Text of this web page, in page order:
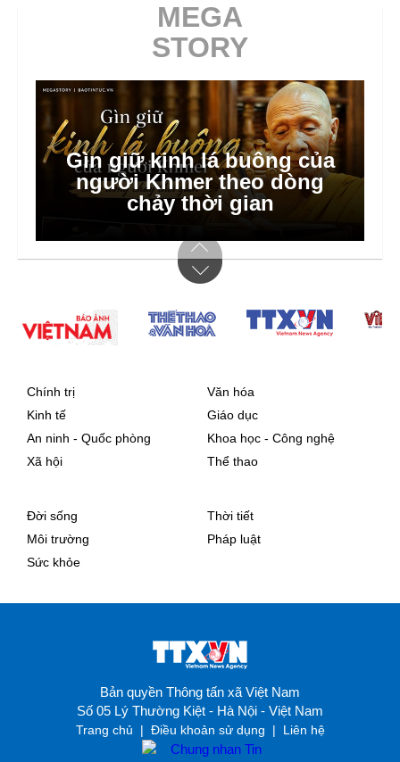
MEGA
STORY
Gìn giữ kinh lá buông của
người Khmer theo dòng
chảy thời gian
Chính trị
Kinh tế
An ninh - Quốc phòng
Xã hội
Văn hóa
Giáo dục
Khoa học - Công nghệ
Thể thao
Đời sống
Môi trường
Sức khỏe
Thời tiết
Pháp luật
Bản quyền Thông tấn xã Việt Nam
Số 05 Lý Thường Kiệt - Hà Nội - Việt Nam
Trang chủ | Điều khoản sử dụng | Liên hệ